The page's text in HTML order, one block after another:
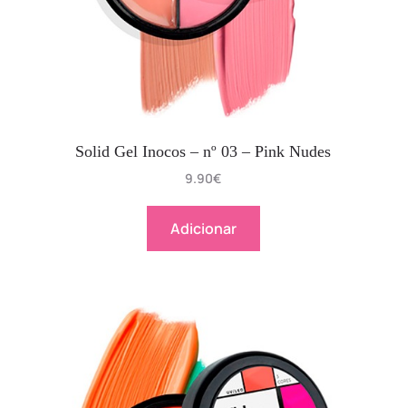
Solid Gel Inocos – nº 03 – Pink Nudes
9.90€
Adicionar